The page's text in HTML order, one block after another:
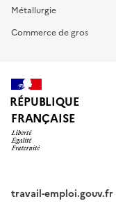
Métallurgie
Commerce de gros
RÉPUBLIQUE
FRANÇAISE
travail-emploi.gouv.fr